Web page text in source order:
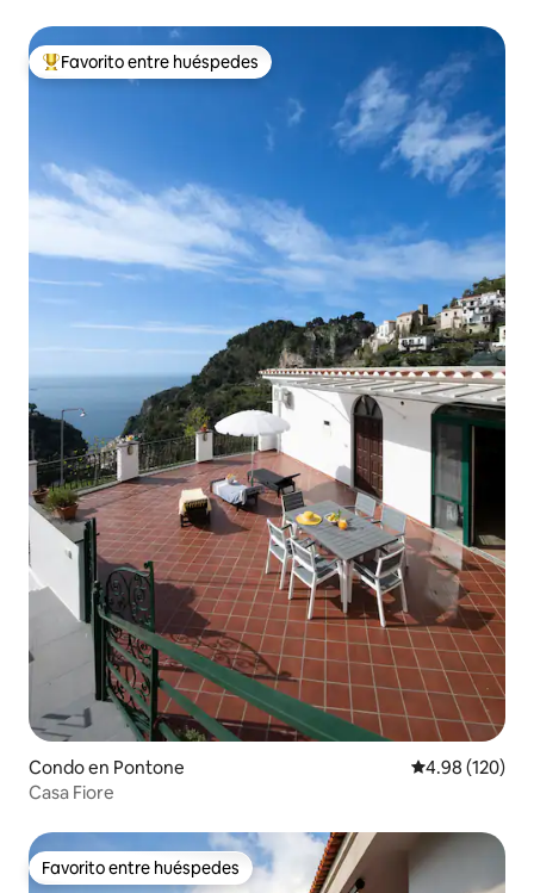
Favorito entre huéspedes preferido
Favorito entre huéspedes
Condo en Pontone Calificación
4.98 (120)
Casa Fiore
Favorito entre huéspedes
Favorito entre huéspedes